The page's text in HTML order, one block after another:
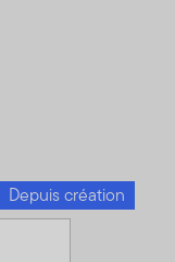
Depuis création